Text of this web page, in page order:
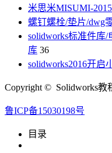
米思米MISUMI-
螺钉螺栓/垫片/dwg
solidworks标准件库
库 36
solidworks2016开启
Copyright © Solidworks教
鲁ICP备15030198号
目录